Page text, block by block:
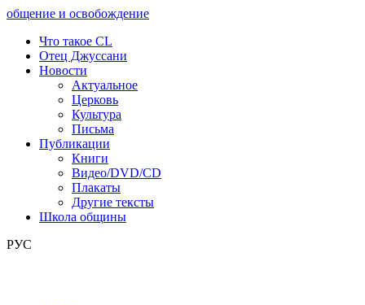
общение и освобождение
Что такое CL
Отец Джуссани
Новости
Актуальное
Церковь
Культура
Письма
Публикации
Книги
Видео/DVD/CD
Плакаты
Другие тексты
Школа общины
РУС